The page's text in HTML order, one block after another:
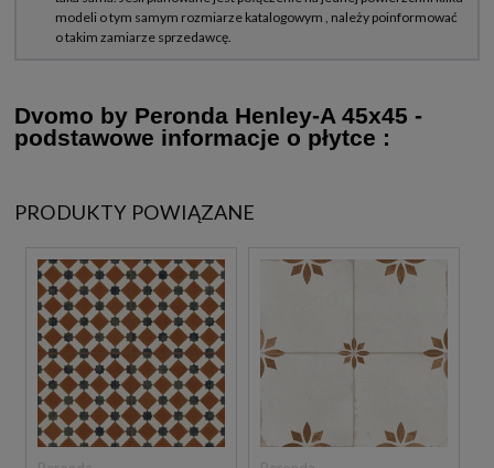
Dvomo by Peronda Henley-A 45x45 -
podstawowe informacje o płytce :
PRODUKTY POWIĄZANE